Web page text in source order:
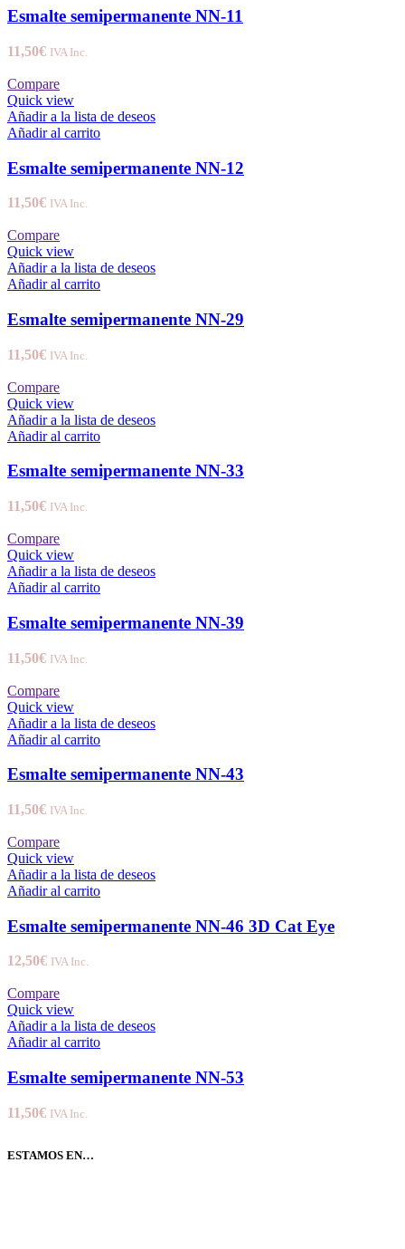
Esmalte semipermanente NN-11
11,50€ IVA Inc.
Compare
Quick view
Añadir a la lista de deseos
Añadir al carrito
Esmalte semipermanente NN-12
11,50€ IVA Inc.
Compare
Quick view
Añadir a la lista de deseos
Añadir al carrito
Esmalte semipermanente NN-29
11,50€ IVA Inc.
Compare
Quick view
Añadir a la lista de deseos
Añadir al carrito
Esmalte semipermanente NN-33
11,50€ IVA Inc.
Compare
Quick view
Añadir a la lista de deseos
Añadir al carrito
Esmalte semipermanente NN-39
11,50€ IVA Inc.
Compare
Quick view
Añadir a la lista de deseos
Añadir al carrito
Esmalte semipermanente NN-43
11,50€ IVA Inc.
Compare
Quick view
Añadir a la lista de deseos
Añadir al carrito
Esmalte semipermanente NN-46 3D Cat Eye
12,50€ IVA Inc.
Compare
Quick view
Añadir a la lista de deseos
Añadir al carrito
Esmalte semipermanente NN-53
11,50€ IVA Inc.
ESTAMOS EN…